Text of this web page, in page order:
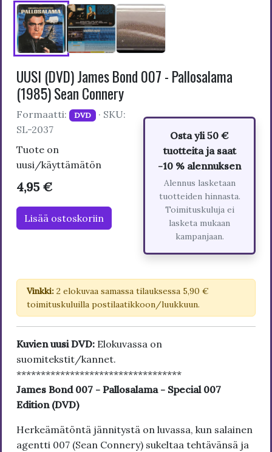
UUSI (DVD) James Bond 007 - Pallosalama
(1985) Sean Connery
Formaatti: DVD · SKU:
SL-2037
Tuote on
uusi/käyttämätön
4,95 €
Lisää ostoskoriin
Osta yli 50 €
tuotteita ja saat
-10 % alennuksen
Alennus lasketaan
tuotteiden hinnasta.
Toimituskuluja ei
lasketa mukaan
kampanjaan.
Vinkki: 2 elokuvaa samassa tilauksessa 5,90 €
toimituskuluilla postilaatikkoon/luukkuun.
Kuvien uusi DVD: Elokuvassa on
suomitekstit/kannet.
**********************************
James Bond 007 - Pallosalama - Special 007
Edition (DVD)
Herkeämätöntä jännitystä on luvassa, kun salainen
agentti 007 (Sean Connery) sukeltaa tehtävänsä ja